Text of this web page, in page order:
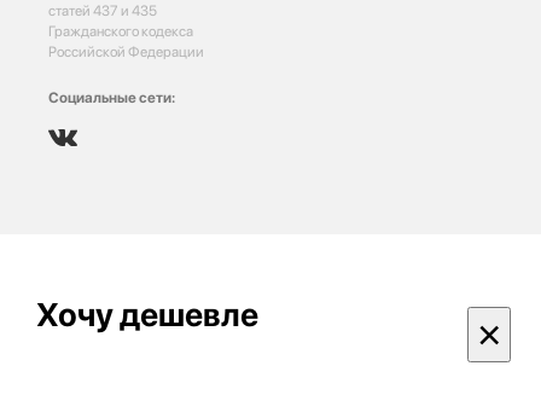
статей 437 и 435
Гражданского кодекса
Российской Федерации
Социальные сети:
Хочу дешевле ×